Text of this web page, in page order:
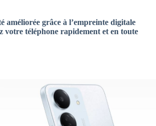
améliorée grâce à l’empreinte digitale
votre téléphone rapidement et en toute